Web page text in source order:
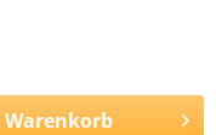
Warenkorb